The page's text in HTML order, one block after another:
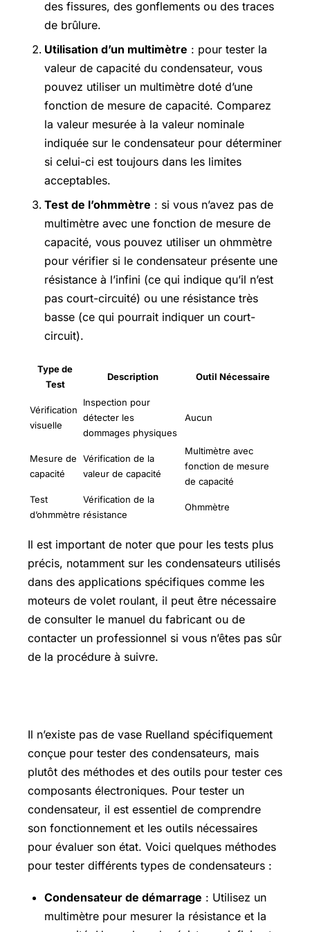
des fissures, des gonflements ou des traces
de brûlure.
Utilisation d’un multimètre : pour tester la
valeur de capacité du condensateur, vous
pouvez utiliser un multimètre doté d’une
fonction de mesure de capacité. Comparez
la valeur mesurée à la valeur nominale
indiquée sur le condensateur pour déterminer
si celui-ci est toujours dans les limites
acceptables.
Test de l’ohmmètre : si vous n’avez pas de
multimètre avec une fonction de mesure de
capacité, vous pouvez utiliser un ohmmètre
pour vérifier si le condensateur présente une
résistance à l’infini (ce qui indique qu’il n’est
pas court-circuité) ou une résistance très
basse (ce qui pourrait indiquer un court-
circuit).
Type de
Test
Description Outil Nécessaire
Vérification
visuelle
Inspection pour
détecter les
dommages physiques
Aucun
Mesure de
capacité
Vérification de la
valeur de capacité
Multimètre avec
fonction de mesure
de capacité
Test
d’ohmmètre
Vérification de la
résistance
Ohmmètre
Il est important de noter que pour les tests plus
précis, notamment sur les condensateurs utilisés
dans des applications spécifiques comme les
moteurs de volet roulant, il peut être nécessaire
de consulter le manuel du fabricant ou de
contacter un professionnel si vous n’êtes pas sûr
de la procédure à suivre.
Il n’existe pas de vase Ruelland spécifiquement
conçue pour tester des condensateurs, mais
plutôt des méthodes et des outils pour tester ces
composants électroniques. Pour tester un
condensateur, il est essentiel de comprendre
son fonctionnement et les outils nécessaires
pour évaluer son état. Voici quelques méthodes
pour tester différents types de condensateurs :
Condensateur de démarrage : Utilisez un
multimètre pour mesurer la résistance et la